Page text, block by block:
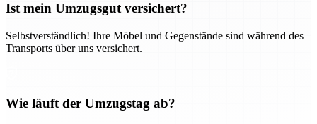
Ist mein Umzugsgut versichert?
Selbstverständlich! Ihre Möbel und Gegenstände sind während des
Transports über uns versichert.
Wie läuft der Umzugstag ab?